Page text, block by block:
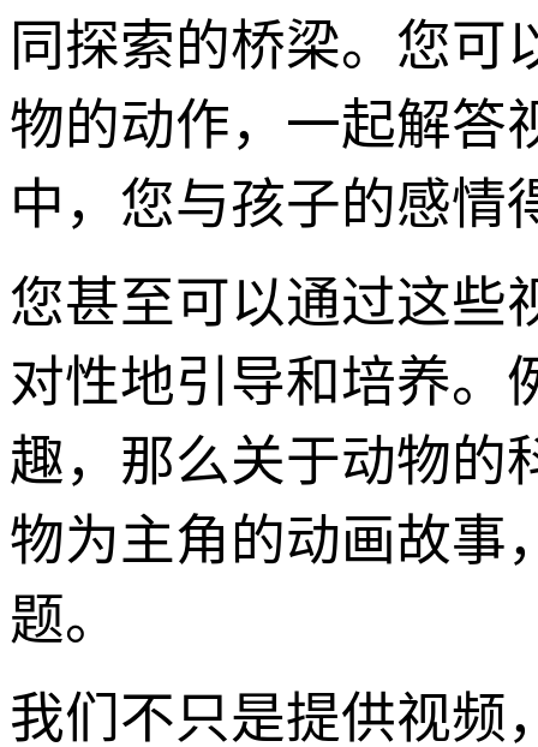
同探索的桥梁。您可
物的动作，一起解答
中，您与孩子的感情
您甚至可以通过这些
对性地引导和培养。
趣，那么关于动物的
物为主角的动画故事
题。
我们不只是提供视频